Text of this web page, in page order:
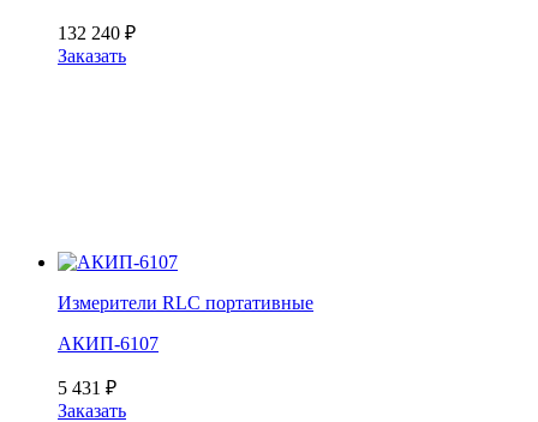
132 240 ₽
Заказать
Измерители RLC портативные
АКИП-6107
5 431 ₽
Заказать